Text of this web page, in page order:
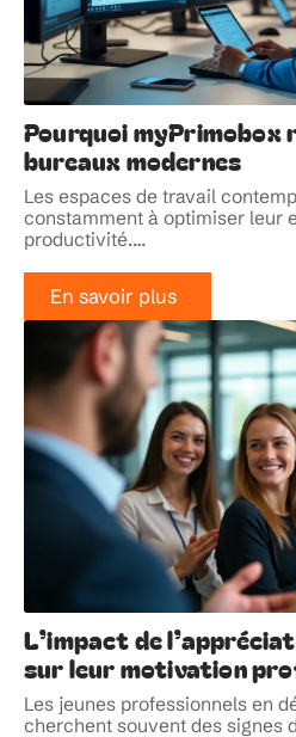
Pourquoi myPrimobox
bureaux modernes
Les espaces de travail
constamment à optimiser leur
productivité.…
En savoir plus
L’impact de
sur leur motivation
Les jeunes professionnels en
cherchent souvent des signes